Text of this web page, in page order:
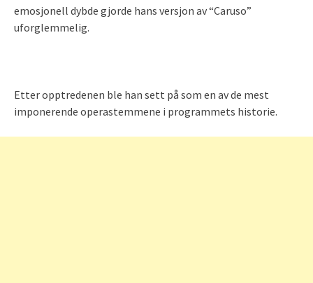
emosjonell dybde gjorde hans versjon av “Caruso”
uforglemmelig.
Etter opptredenen ble han sett på som en av de mest
imponerende operastemmene i programmets historie.